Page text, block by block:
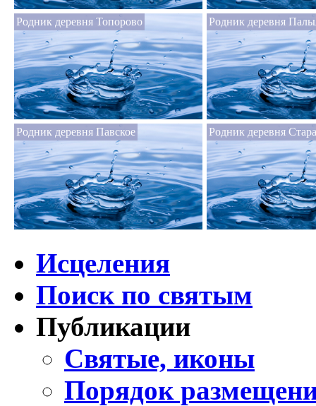
Родник деревня Топорово Родник деревня
Родник деревня Павское Родник деревня
Исцеления
Поиск по святым
Публикации
Святые, иконы
Порядок